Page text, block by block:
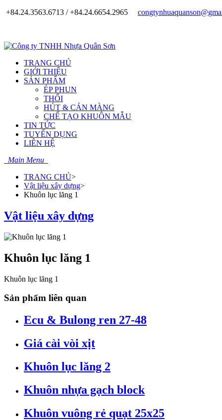
+84.24.3563.6713 / +84.24.6654.2965
TRANG CHỦ
GIỚI THIỆU
SẢN PHẨM
ÉP PHUN
THỔI
HÚT & CÁN MÀNG
CHẾ TẠO KHUÔN MẪU
TIN TỨC
TUYỂN DỤNG
LIÊN HỆ
Main Menu
TRANG CHỦ>
Vật liệu xây dựng>
Khuôn lục lăng 1
Vật liệu xây dựng
Khuôn lục lăng 1
Khuôn lục lăng 1
Sản phẩm liên quan
Ecu & Bulong ren 27-48
Giá cài vòi xịt
Khuôn lục lăng 2
Khuôn nhựa gạch block
Khuôn vuông rẻ quạt 25x25